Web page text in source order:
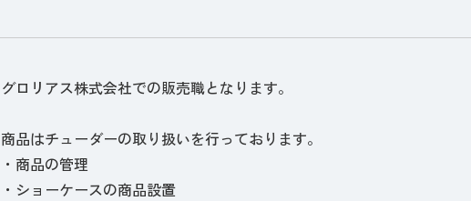
グロリアス株式会社での販売職となります。
商品はチューダーの取り扱いを行っております。
・商品の管理
・ショーケースの商品設置